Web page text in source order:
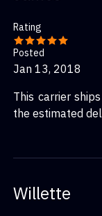
Rating
Posted
Jan 13, 2018
This carrier
the estimated
Willette